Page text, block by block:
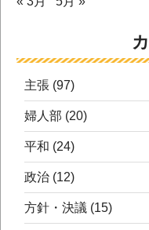
主張 (97)
婦人部 (20)
平和 (24)
政治 (12)
方針・決議 (15)